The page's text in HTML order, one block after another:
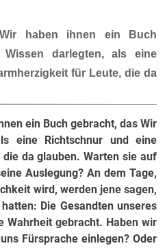
haben ihnen ein Buch
darlegten, als eine
für Leute, die da
ein Buch gebracht, das Wir
eine Richtschnur und eine
da glauben. Warten sie auf
Auslegung? An dem Tage,
wird, werden jene sagen,
Die Gesandten unseres
Wahrheit gebracht. Haben wir
Fürsprache einlegen? Oder